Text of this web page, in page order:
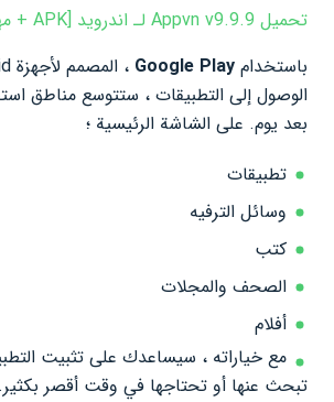
تحميل Appvn v9.9.9 لـ اندرويد [APK + مهكر بدون اعلانات]
باستخدام Google Play
الوصول إلى التطبيقات ، ستتوسع مناطق
بعد يوم. على الشاشة الرئيسية ؛
تطبيقات
وسائل الترفيه
كتب
الصحف والمجلات
أفلام
مع خياراته ، سيساعدك على تثبيت
تبحث عنها أو تحتاجها في وقت أقصر